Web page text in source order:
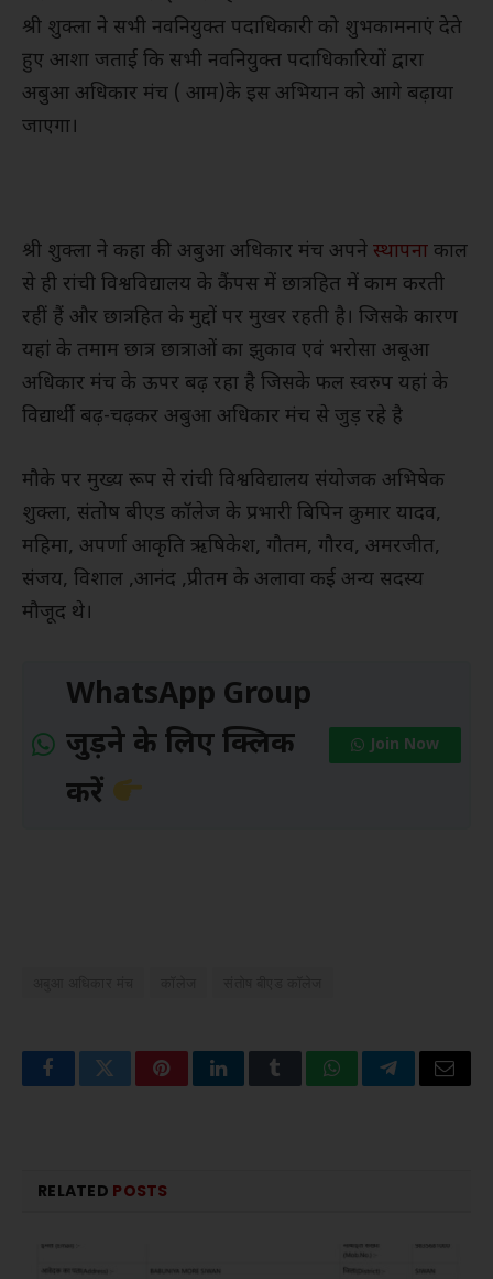
श्री शुक्ला ने सभी नवनियुक्त पदाधिकारी को शुभकामनाएं देते
हुए आशा जताई कि सभी नवनियुक्त पदाधिकारियों द्वारा
अबुआ अधिकार मंच ( आम)के इस अभियान को आगे बढ़ाया
जाएगा।
श्री शुक्ला ने कहा की अबुआ अधिकार मंच अपने स्थापना काल
से ही रांची विश्वविद्यालय के कैंपस में छात्रहित में काम करती
रहीं हैं और छात्रहित के मुद्दों पर मुखर रहती है। जिसके कारण
यहां के तमाम छात्र छात्राओं का झुकाव एवं भरोसा अबूआ
अधिकार मंच के ऊपर बढ़ रहा है जिसके फल स्वरुप यहां के
विद्यार्थी बढ़-चढ़कर अबुआ अधिकार मंच से जुड़ रहे है
मौके पर मुख्य रूप से रांची विश्वविद्यालय संयोजक अभिषेक
शुक्ला, संतोष बीएड कॉलेज के प्रभारी बिपिन कुमार यादव,
महिमा, अपर्णा आकृति ऋषिकेश, गौतम, गौरव, अमरजीत,
संजय, विशाल ,आनंद ,प्रीतम के अलावा कई अन्य सदस्य
मौजूद थे।
WhatsApp Group
जुड़ने के लिए क्लिक
करें
Join Now
FacebookTwitterPinterestLinkedInTumblrWhatsAppTelegramEmail
RELATED POSTS